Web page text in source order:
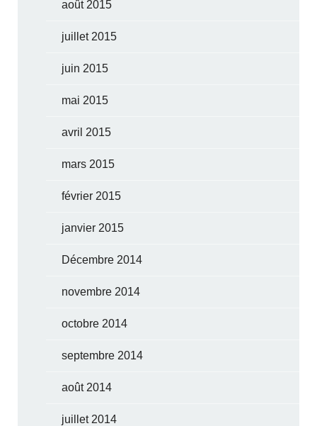
août 2015
juillet 2015
juin 2015
mai 2015
avril 2015
mars 2015
février 2015
janvier 2015
Décembre 2014
novembre 2014
octobre 2014
septembre 2014
août 2014
juillet 2014